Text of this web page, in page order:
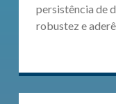
persistência de
robustez e